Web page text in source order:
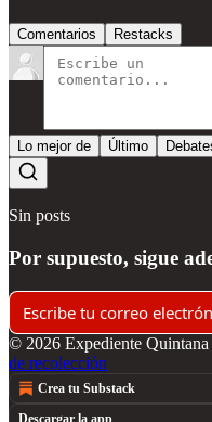
Comentarios Restacks
Lo mejor de Último
Sin posts
Por supuesto, sigue
© 2026 Expediente
de recolección
Crea tu Substack
Descargar la app